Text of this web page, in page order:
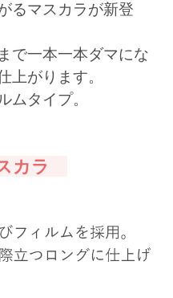
るマスカラが新登
で一本一本ダマにな
上がります。
ムタイプ。
カラ